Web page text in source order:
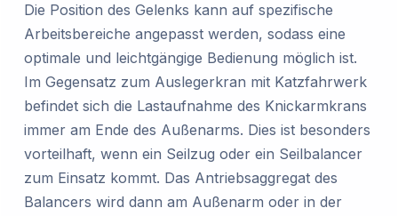
Die Position des Gelenks kann auf spezifische
Arbeitsbereiche angepasst werden, sodass eine
optimale und leichtgängige Bedienung möglich ist.
Im Gegensatz zum Auslegerkran mit Katzfahrwerk
befindet sich die Lastaufnahme des Knickarmkrans
immer am Ende des Außenarms. Dies ist besonders
vorteilhaft, wenn ein Seilzug oder ein Seilbalancer
zum Einsatz kommt. Das Antriebsaggregat des
Balancers wird dann am Außenarm oder in der